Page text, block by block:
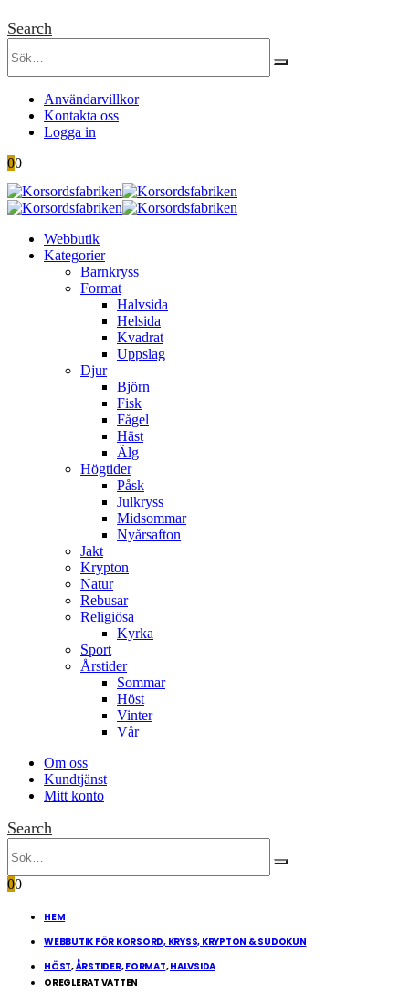
Search
Användarvillkor
Kontakta oss
Logga in
00
Webbutik
Kategorier
Barnkryss
Format
Halvsida
Helsida
Kvadrat
Uppslag
Djur
Björn
Fisk
Fågel
Häst
Älg
Högtider
Påsk
Julkryss
Midsommar
Nyårsafton
Jakt
Krypton
Natur
Rebusar
Religiösa
Kyrka
Sport
Årstider
Sommar
Höst
Vinter
Vår
Om oss
Kundtjänst
Mitt konto
Search
00
HEM
WEBBUTIK FÖR KORSORD, KRYSS, KRYPTON & SUDOKUN
HÖST,ÅRSTIDER,FORMAT,HALVSIDA
OREGLERAT VATTEN